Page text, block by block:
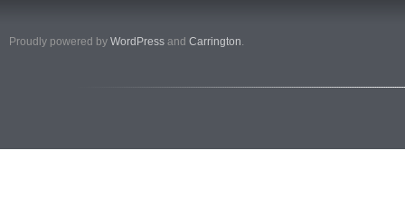
Proudly powered by WordPress and Carrington